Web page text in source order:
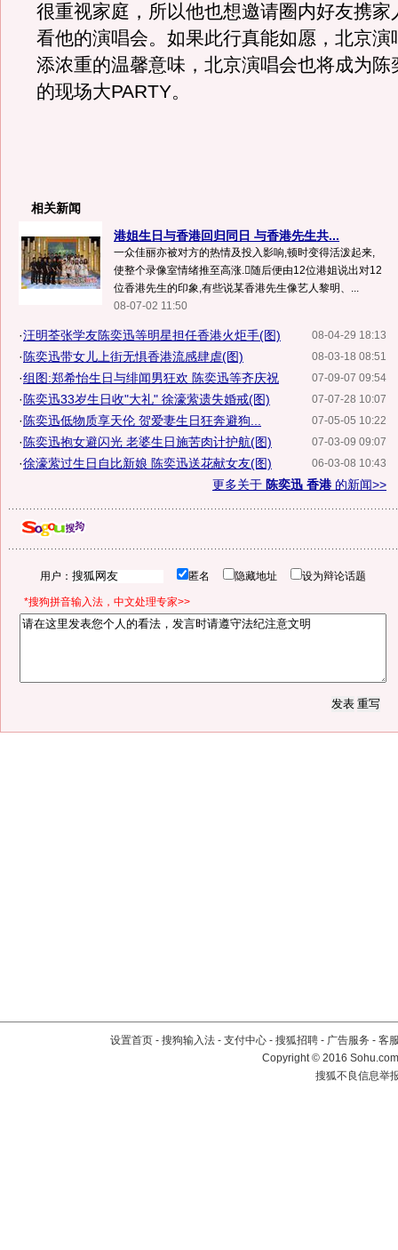
很重视家庭，所以他也想邀请圈内好友携家
看他的演唱会。如果此行真能如愿，北京演
添浓重的温馨意味，北京演唱会也将成为陈
的现场大PARTY。
相关新闻
港姐生日与香港回归同日 与香港先生共...
一众佳丽亦被对方的热情及投入影响,顿时变得活泼起来,
使整个录像室情绪推至高涨.随后便由12位港姐说出对12
位香港先生的印象,有些说某香港先生像艺人黎明、...
08-07-02 11:50
08-04-29 18:13
·汪明荃张学友陈奕迅等明星担任香港火炬手(图)
08-03-18 08:51
· 陈奕迅带女儿上街无惧香港流感肆虐(图)
07-09-07 09:54
·组图:郑希怡生日与绯闻男狂欢 陈奕迅等齐庆祝
07-07-28 10:07
· 陈奕迅33岁生日收"大礼" 徐濠萦遗失婚戒(图)
07-05-05 10:22
· 陈奕迅低物质享天伦 贺爱妻生日狂奔避狗...
07-03-09 09:07
· 陈奕迅抱女避闪光 老婆生日施苦肉计护航(图)
06-03-08 10:43
·徐濠萦过生日自比新娘 陈奕迅送花献女友(图)
更多关于 陈奕迅 香港 的新闻>>
用户： 匿名 隐藏地址 设为辩论话题
*搜狗拼音输入法，中文处理专家>>
设置首页 - 搜狗输入法 - 支付中心 - 搜狐招聘 - 广告服务 - 客
Copyright©2016
搜狐不良信息举